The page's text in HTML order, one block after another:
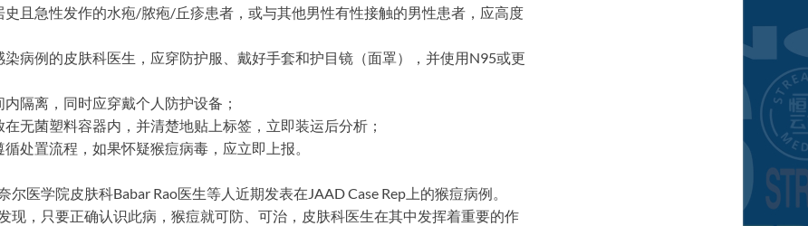
史且急性发作的水疱/脓疱/丘疹患者，或与其他男性有性接触的男性患者，应高度
染病例的皮肤科医生，应穿防护服、戴好手套和护目镜（面罩），并使用N95或更
内隔离，同时应穿戴个人防护设备；
在无菌塑料容器内，并清楚地贴上标签，立即装运后分析；
循处置流程，如果怀疑猴痘病毒，应立即上报。
尔医学院皮肤科Babar Rao医生等人近期发表在JAAD Case Rep上的猴痘病例。
现，只要正确认识此病，猴痘就可防、可治，皮肤科医生在其中发挥着重要的作